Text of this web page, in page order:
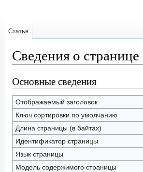
Сведения о
Перейти
к
навигации
Перейти
к
поиску
Основные сведения
Отображаемый заголовок
Ключ сортировки по умолчанию
Длина страницы (в байтах)
Идентификатор страницы
Язык страницы
Модель содержимого страницы
Статья